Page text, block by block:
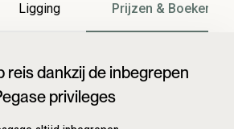
Ligging Prijzen & Boeken
reis dankzij de inbegrepen
privileges